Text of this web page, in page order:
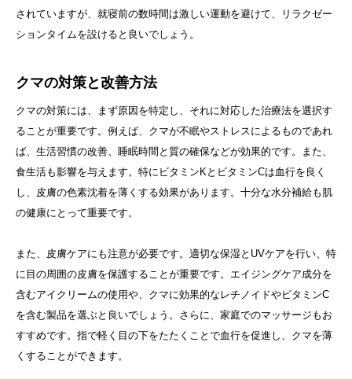
されていますが、就寝前の数時間は激しい運動を避けて、リラクゼー
ションタイムを設けると良いでしょう。
クマの対策と改善方法
クマの対策には、まず原因を特定し、それに対応した治療法を選択す
ることが重要です。例えば、クマが不眠やストレスによるものであれ
ば、生活習慣の改善、睡眠時間と質の確保などが効果的です。また、
食生活も影響を与えます。特にビタミンKとビタミンCは血行を良く
し、皮膚の色素沈着を薄くする効果があります。十分な水分補給も肌
の健康にとって重要です。
また、皮膚ケアにも注意が必要です。適切な保湿とUVケアを行い、特
に目の周囲の皮膚を保護することが重要です。エイジングケア成分を
含むアイクリームの使用や、クマに効果的なレチノイドやビタミンC
を含む製品を選ぶと良いでしょう。さらに、家庭でのマッサージもお
すすめです。指で軽く目の下をたたくことで血行を促進し、クマを薄
くすることができます。